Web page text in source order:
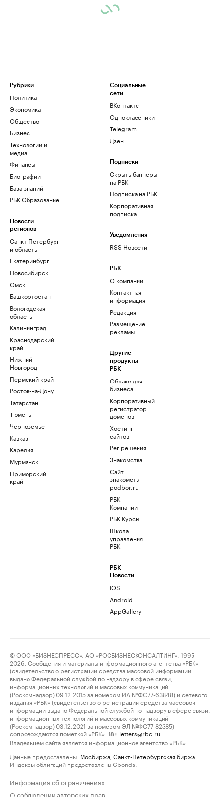
Рубрики
Политика
Экономика
Общество
Бизнес
Технологии и
медиа
Финансы
Биографии
База знаний
РБК Образование
Новости
регионов
Санкт-Петербург
и область
Екатеринбург
Новосибирск
Омск
Башкортостан
Вологодская
область
Калининград
Краснодарский
край
Нижний
Новгород
Пермский край
Ростов-на-Дону
Татарстан
Тюмень
Черноземье
Кавказ
Карелия
Мурманск
Приморский
край
Социальные
сети
ВКонтакте
Одноклассники
Telegram
Дзен
Подписки
Скрыть баннеры
на РБК
Подписка на РБК
Корпоративная
подписка
Уведомления
RSS Новости
РБК
О компании
Контактная
информация
Редакция
Размещение
рекламы
Другие
продукты
РБК
Облако для
бизнеса
Корпоративный
регистратор
доменов
Хостинг
сайтов
Рег.решения
Знакомства
Сайт
знакомств
podbor.ru
РБК
Компании
РБК Курсы
Школа
управления
РБК
РБК
Новости
iOS
Android
AppGallery
© ООО «БИЗНЕСПРЕСС», АО «РОСБИЗНЕСКОНСАЛТИНГ», 1995–
2026. Сообщения и материалы информационного агентства «РБК»
(свидетельство о регистрации средства массовой информации
выдано Федеральной службой по надзору в сфере связи,
информационных технологий и массовых коммуникаций
(Роскомнадзор) 09.12.2015 за номером ИА №ФС77-63848) и сетевого
издания «РБК» (свидетельство о регистрации средства массовой
информации выдано Федеральной службой по надзору в сфере связи,
информационных технологий и массовых коммуникаций
(Роскомнадзор) 03.12.2021 за номером ЭЛ №ФС77-82385)
сопровождаются пометкой «РБК».
18+ letters@rbc.ru
Владельцем сайта является информационное агентство «РБК».
Данные предоставлены: Мосбиржа Санкт-Петербургская биржа
Индексы облигаций предоставлены Cbonds.
Информация об ограничениях
О соблюдении авторских прав